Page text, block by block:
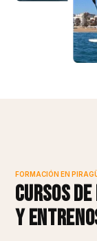
FORMACIÓN EN
Cursos
y